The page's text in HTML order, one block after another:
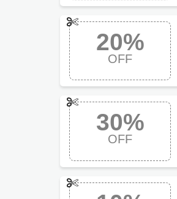
20%
OFF
30%
OFF